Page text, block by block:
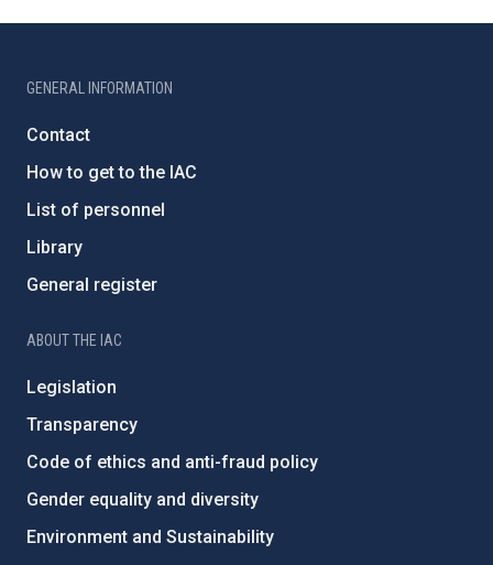
GENERAL INFORMATION
Contact
How to get to the IAC
List of personnel
Library
General register
ABOUT THE IAC
Legislation
Transparency
Code of ethics and anti-fraud policy
Gender equality and diversity
Environment and Sustainability